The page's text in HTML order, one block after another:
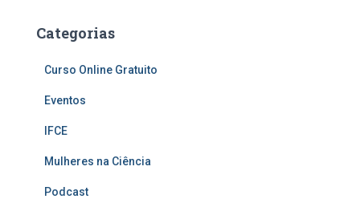
Categorias
Curso Online Gratuito
Eventos
IFCE
Mulheres na Ciência
Podcast